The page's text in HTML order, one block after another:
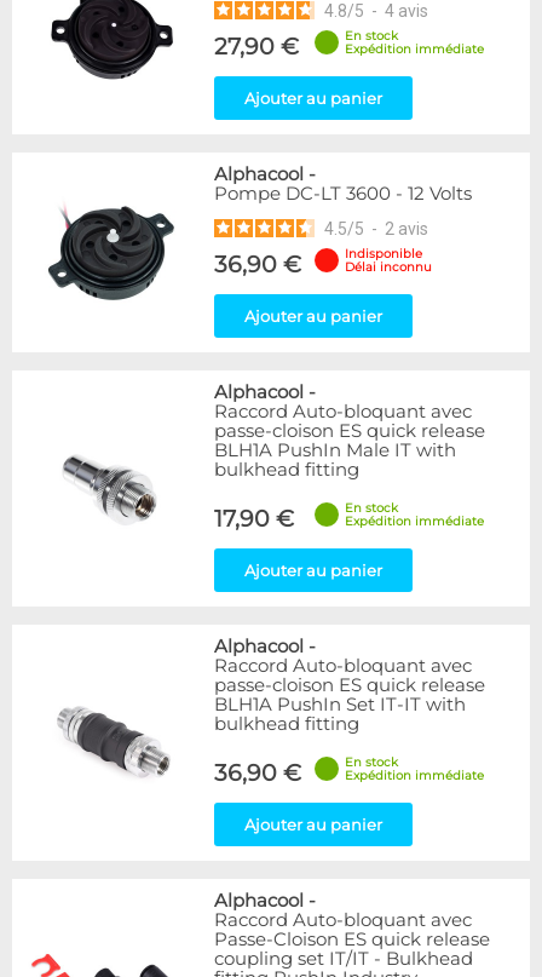
4.8/5 - 4 avis
27,90 €
En stock
Expédition immédiate
Ajouter au panier
Alphacool -
Pompe DC-LT 3600 - 12 Volts
4.5/5 - 2 avis
36,90 €
Indisponible
Délai inconnu
Ajouter au panier
Alphacool -
Raccord Auto-bloquant avec
passe-cloison ES quick release
BLH1A PushIn Male IT with
bulkhead fitting
17,90 €
En stock
Expédition immédiate
Ajouter au panier
Alphacool -
Raccord Auto-bloquant avec
passe-cloison ES quick release
BLH1A PushIn Set IT-IT with
bulkhead fitting
36,90 €
En stock
Expédition immédiate
Ajouter au panier
Alphacool -
Raccord Auto-bloquant avec
Passe-Cloison ES quick release
coupling set IT/IT - Bulkhead